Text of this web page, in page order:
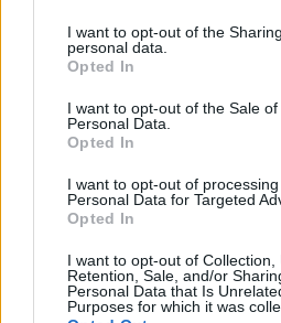
not limited to your visit or usage
grant or deny consent to Google
use your data for below specified
consent section.
I want to opt-out of the
personal data.
Opted In
I want to opt-out of the Sale of
Personal Data.
Opted In
I want to opt-out of
Personal Data for Targeted
Opted In
I want to opt-out of Collection,
Retention, Sale, and/or
Personal Data that Is
Purposes for which it was
Pörögnek a hírek az
csakfoci.hu
rovatát, ahol minden
megtalálsz -
Olvastad már?